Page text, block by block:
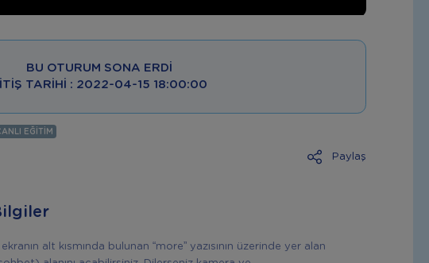
BU OTURUM SONA ERDI
TARIHI : 2022-04-15 18:00:00
EĞITIM
Paylaş
alt kısmında bulunan “more” yazısının üzerinde yer alan